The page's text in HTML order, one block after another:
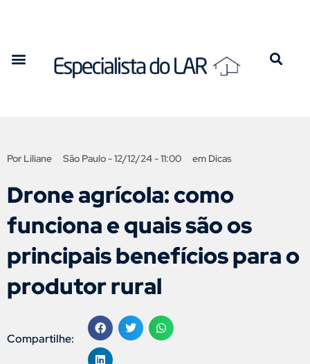
Por Liliane São Paulo -12/12/24 - 11:00 em Dicas
Drone agrícola: como
funciona e quais são os
principais benefícios para o
produtor rural
Compartilhe: